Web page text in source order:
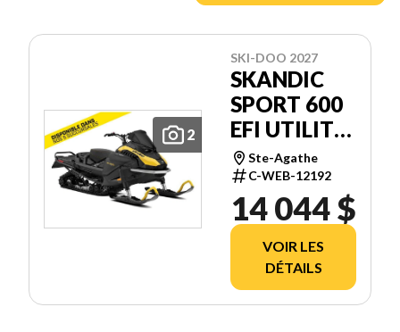
2
SKI-DOO 2027
SKANDIC
SPORT 600
EFI UTILITY
1.25'' E.S.
Ste-Agathe
C-WEB-12192
14 044 $
VOIR LES
DÉTAILS